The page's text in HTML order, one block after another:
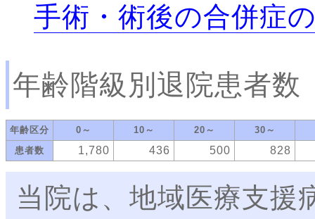
手術・術後の合併症
年齢階級別退院患者数
年齢区分 0～ 10～ 20～ 30～
患者数
1,780 436 500 828
当院は、地域医療支援